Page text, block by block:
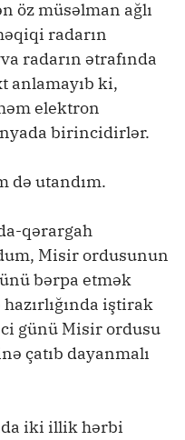
öz müsəlman ağlı
radarın
radarın ətrafında
anlamayıb ki,
elektron
birincidirlər.
də utandım.
qərargah
Misir ordusunun
bərpa etmək
iştirak
günü Misir ordusu
çatıb dayanmalı
iki illik hərbi